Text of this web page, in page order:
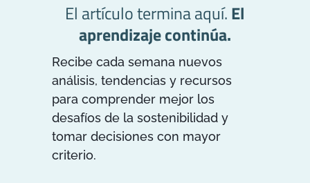
El artículo termina aquí.El
aprendizaje continúa.
Recibe cada semana nuevos
análisis, tendencias y recursos
para comprender mejor los
desafíos de la sostenibilidad y
tomar decisiones con mayor
criterio.